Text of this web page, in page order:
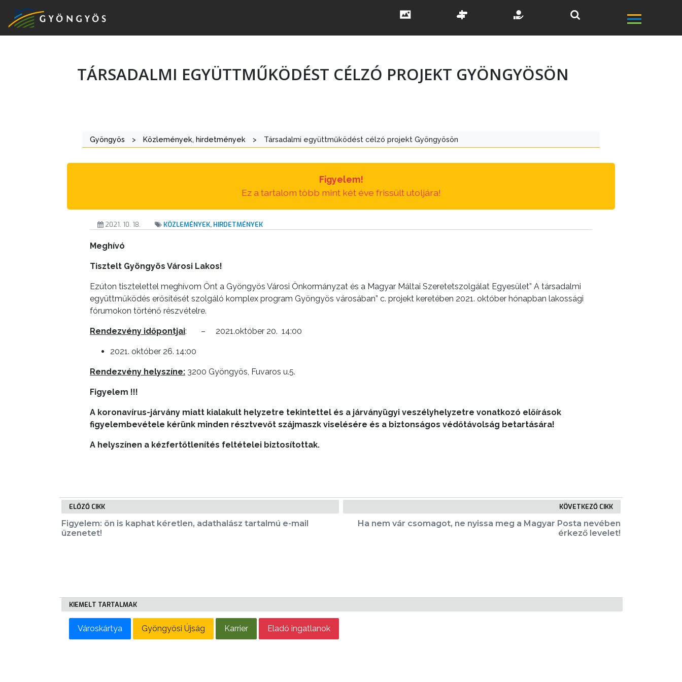
LÁTVÁNYOSSÁGOK
VÁROSUNKRÓL
LAKOSSÁGI
INFORMÁCIÓK
PÉNZÜGYEI
KÖLTSÉGVETÉSI
KÖRNYEZETVÉDELEM
TELEPÜLÉSRENDEZÉS
TÁRSADALMI EGYÜTTMŰKÖDÉST CÉLZÓ PROJEKT GYÖNGYÖSÖN
Gyöngyös > Közlemények, hirdetmények > Társadalmi együttműködést célzó projekt Gyöngyösön
Figyelem!
Ez a tartalom több mint két éve frissült utoljára!
2021. 10. 18. KÖZLEMÉNYEK, HIRDETMÉNYEK
Meghívó
Tisztelt Gyöngyös Városi Lakos!
Ezúton tisztelettel meghívom Önt a Gyöngyös Városi Önkormányzat és a Magyar Máltai Szeretetszolgálat Egyesület” A társadalmi
együttműködés erősítését szolgáló komplex program Gyöngyös városában” c. projekt keretében 2021. október hónapban lakossági
fórumokon történő részvételre.
Rendezvény időpontjai: – 2021.október 20. 14:00
2021. október 26. 14:00
Rendezvény helyszíne: 3200 Gyöngyös, Fuvaros u.5.
Figyelem !!!
A koronavírus-járvány miatt kialakult helyzetre tekintettel és a járványügyi veszélyhelyzetre vonatkozó előírások
figyelembevétele kérünk minden résztvevőt szájmaszk viselésére és a biztonságos védőtávolság betartására!
A helyszínen a kézfertőtlenítés feltételei biztosítottak.
ELŐZŐ CIKK
Figyelem: ön is kaphat kéretlen, adathalász tartalmú e-mail
üzenetet!
KÖVETKEZŐ CIKK
Ha nem vár csomagot, ne nyissa meg a Magyar Posta nevében
érkező levelet!
KIEMELT TARTALMAK
Városkártya Gyöngyösi Újság Karrier Eladó ingatlanok